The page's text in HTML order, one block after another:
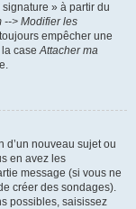
» à partir du
--> Modifier les
empêcher une
la caseAttacher ma
d’un nouveau sujet ou
en avez les
message (si vous ne
créer des sondages).
possibles, saisissez